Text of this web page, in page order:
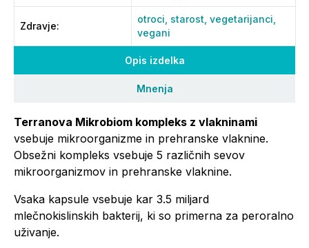
Opis izdelka
Mnenja
Terranova Mikrobiom kompleks z vlakninami
vsebuje mikroorganizme in prehranske vlaknine.
Obsežni kompleks vsebuje 5 različnih sevov
mikroorganizmov in prehranske vlaknine.
Vsaka kapsule vsebuje kar 3.5 miljard
mlečnokislinskih bakterij, ki so primerna za peroralno
uživanje.
Zdravje:
otroci, starost, vegetarijanci,
vegani